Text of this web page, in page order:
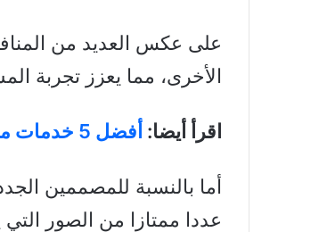
الأخرى، مما يعزز تجربة
اقرأ أيضا: أفضل 5 خدمات مجانية لتحويل الصور إلى فيديو بالذكاء الاصطناعي
أما بالنسبة للمصممين
عددا ممتازا من الصور